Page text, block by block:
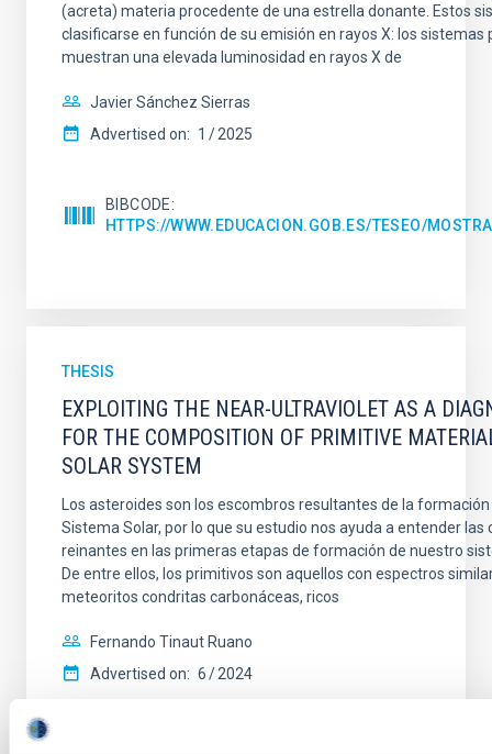
(acreta) materia procedente de una estrella donante. Estos
clasificarse en función de su emisión en rayos X: los sistemas
muestran una elevada luminosidad en rayos X de
Javier Sánchez Sierras
Advertised on: 1 2025
BIBCODE
HTTPS://WWW.EDUCACION.GOB.ES/TESEO/
THESIS
EXPLOITING THE NEAR-ULTRAVIOLET AS A
FOR THE COMPOSITION OF PRIMITIVE
SOLAR SYSTEM
Los asteroides son los escombros resultantes de la
Sistema Solar, por lo que su estudio nos ayuda a entender las
reinantes en las primeras etapas de formación de nuestro
De entre ellos, los primitivos son aquellos con espectros
meteoritos condritas carbonáceas, ricos
Fernando Tinaut Ruano
Advertised on: 6 2024